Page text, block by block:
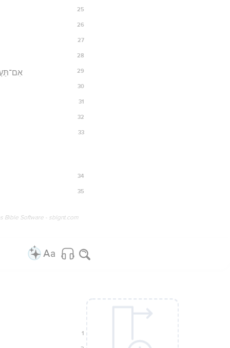
25
26
27
28
29
30
31
32
33
34
35
Bible Software - sblgnt.com
1